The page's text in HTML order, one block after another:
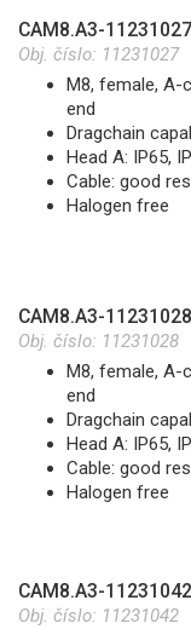
CAM8.A3-11231027
Obj. číslo: 11231027
M8, female, A-
end
Dragchain
Head A: IP65,
Cable: good
Halogen free
CAM8.A3-11231028
Obj. číslo: 11231028
M8, female, A-
end
Dragchain
Head A: IP65,
Cable: good
Halogen free
CAM8.A3-11231042
Obj. číslo: 11231042